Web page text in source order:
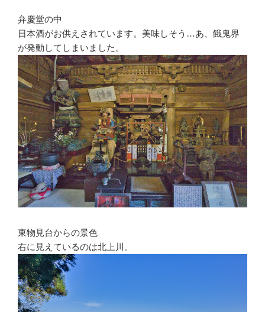
弁慶堂の中
日本酒がお供えされています。美味しそう…あ、餓鬼界
が発動してしまいました。
東物見台からの景色
右に見えているのは北上川。